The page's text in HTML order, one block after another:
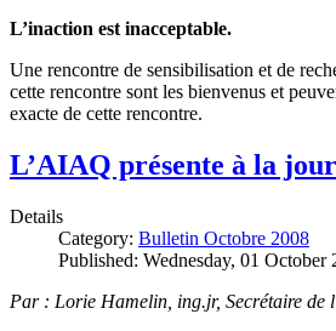
L’inaction est inacceptable.
Une rencontre de sensibilisation et de
cette rencontre sont les bienvenus et
exacte de cette rencontre.
L’AIAQ présente à la
Details
Category: Bulletin Octobre 2008
Published: Wednesday, 01 October
Par : Lorie Hamelin, ing.jr, Secrétaire de